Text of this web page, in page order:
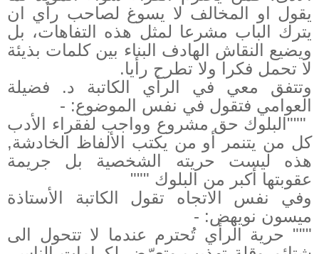
يقول او المخالف لا يسوغ لصاحب رأي ان
يترك الباب مشرعا لمثل هذه التفاهات، بل
ويضيع النقاش الهادف البناء بين كلمات بذيئة
لا تحمل فكرا ولا تطرح رأيا.
وتتفق معي في الرأي الكاتبة د. فضيلة
العوامي فتقول في نفس الموضوع: -
"""البلوك حق مشروع وواجب لفقراء الأدب
كل من يتنمر أو من يكتب الألفاظ الخادشة,
هذه ليست حريته الشخصية بل جريمة
عقوبتها أكبر من البلوك """
وفي نفس الاتجاه تقول الكاتبة الأستاذة
ميسون نويهض: -
""" حرية الرأي تُحترم عندما لا تتحول الى